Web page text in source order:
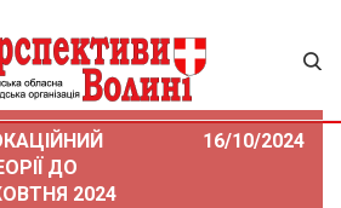
ДО
2024
16/10/2024